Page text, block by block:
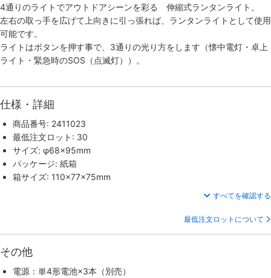
4通りのライトでアウトドアシーンを彩る 伸縮式ランタンライト。
左右の取っ手を広げて上向きに引っ張れば、ランタンライトとして使用
可能です。
ライトはボタンを押す事で、3通りの光り方をします（懐中電灯・卓上
ライト・緊急時のSOS（点滅灯））。
仕様・詳細
商品番号: 2411023
最低注文ロット: 30
サイズ: φ68×95mm
パッケージ: 紙箱
箱サイズ: 110×77×75mm
すべてを確認する
最低注文ロットについて
その他
電源：単4形電池×3本（別売）